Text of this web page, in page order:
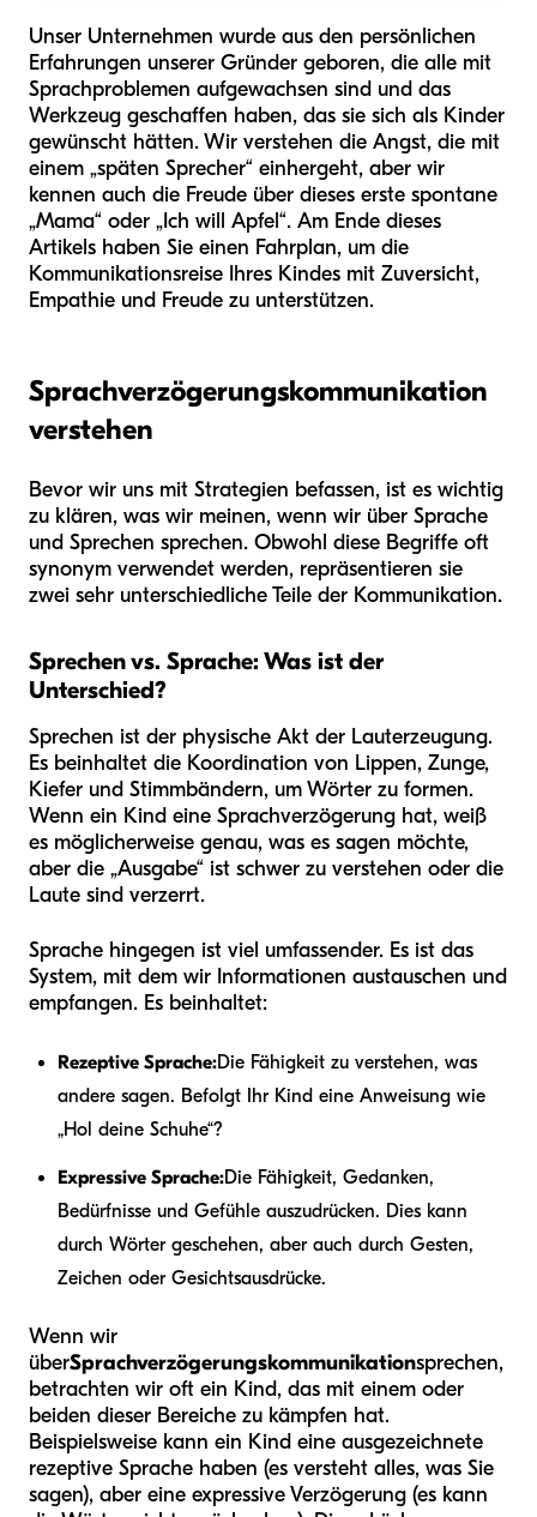
Unser Unternehmen wurde aus den persönlichen
Erfahrungen unserer Gründer geboren, die alle mit
Sprachproblemen aufgewachsen sind und das
Werkzeug geschaffen haben, das sie sich als Kinder
gewünscht hätten. Wir verstehen die Angst, die mit
einem „späten Sprecher“ einhergeht, aber wir
kennen auch die Freude über dieses erste spontane
„Mama“ oder „Ich will Apfel“. Am Ende dieses
Artikels haben Sie einen Fahrplan, um die
Kommunikationsreise Ihres Kindes mit Zuversicht,
Empathie und Freude zu unterstützen.
Sprachverzögerungskommunikation
verstehen
Bevor wir uns mit Strategien befassen, ist es wichtig
zu klären, was wir meinen, wenn wir über Sprache
und Sprechen sprechen. Obwohl diese Begriffe oft
synonym verwendet werden, repräsentieren sie
zwei sehr unterschiedliche Teile der Kommunikation.
Sprechen vs. Sprache: Was ist der
Unterschied?
Sprechen ist der physische Akt der Lauterzeugung.
Es beinhaltet die Koordination von Lippen, Zunge,
Kiefer und Stimmbändern, um Wörter zu formen.
Wenn ein Kind eine Sprachverzögerung hat, weiß
es möglicherweise genau, was es sagen möchte,
aber die „Ausgabe“ ist schwer zu verstehen oder die
Laute sind verzerrt.
Sprache hingegen ist viel umfassender. Es ist das
System, mit dem wir Informationen austauschen und
empfangen. Es beinhaltet:
Rezeptive Sprache:Die Fähigkeit zu verstehen, was
andere sagen. Befolgt Ihr Kind eine Anweisung wie
„Hol deine Schuhe“?
Expressive Sprache:Die Fähigkeit, Gedanken,
Bedürfnisse und Gefühle auszudrücken. Dies kann
durch Wörter geschehen, aber auch durch Gesten,
Zeichen oder Gesichtsausdrücke.
Wenn wir
überSprachverzögerungskommunikationsprechen,
betrachten wir oft ein Kind, das mit einem oder
beiden dieser Bereiche zu kämpfen hat.
Beispielsweise kann ein Kind eine ausgezeichnete
rezeptive Sprache haben (es versteht alles, was Sie
sagen), aber eine expressive Verzögerung (es kann